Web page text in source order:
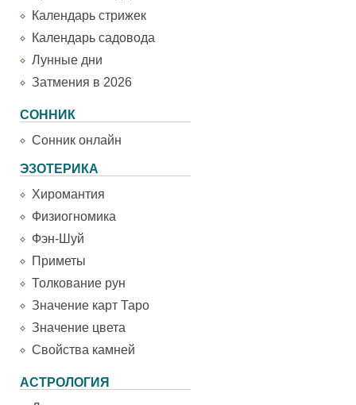
Календарь стрижек
Календарь садовода
Лунные дни
Затмения в 2026
СОННИК
Сонник онлайн
ЭЗОТЕРИКА
Хиромантия
Физиогномика
Фэн-Шуй
Приметы
Толкование рун
Значение карт Таро
Значение цвета
Свойства камней
АСТРОЛОГИЯ